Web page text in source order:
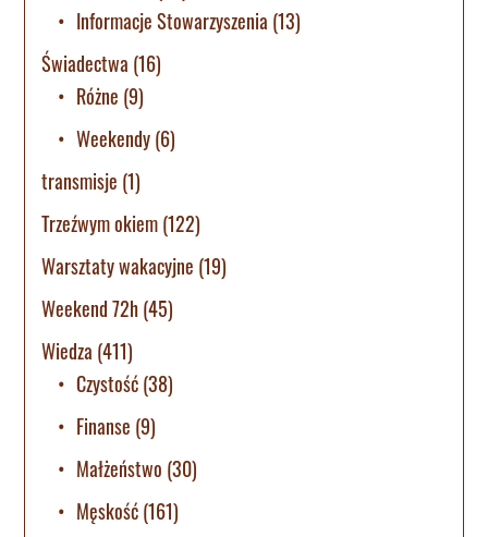
Informacje Stowarzyszenia (13)
Świadectwa (16)
Różne (9)
Weekendy(6)
transmisje (1)
Trzeźwym okiem(122)
Warsztaty wakacyjne (19)
Weekend 72h(45)
Wiedza (411)
Czystość(38)
Finanse (9)
Małżeństwo (30)
Męskość(161)